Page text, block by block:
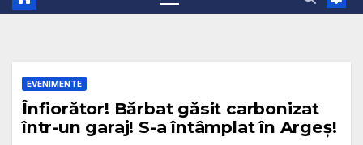
EVENIMENTE
Înfiorător! Bărbat găsit carbonizat
într-un garaj! S-a întâmplat în Argeș!